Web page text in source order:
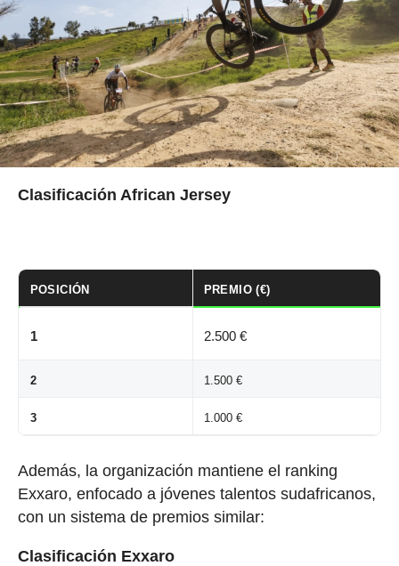
Clasificación African Jersey
POSICIÓN PREMIO (€)
1 2.500 €
2 1.500 €
3 1.000 €
Además, la organización mantiene el ranking
Exxaro, enfocado a jóvenes talentos sudafricanos,
con un sistema de premios similar:
Clasificación Exxaro